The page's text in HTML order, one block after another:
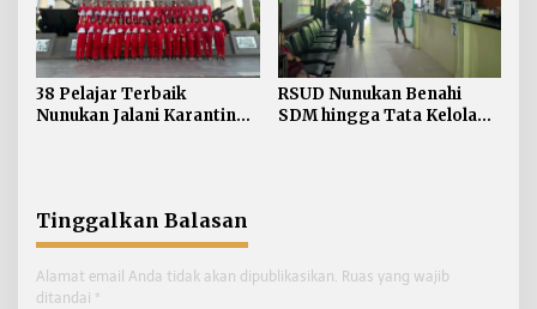
38 Pelajar Terbaik
Nunukan Jalani Karantina,
RSUD Nunukan Benahi
SDM hingga Tata Kelola
Tinggalkan Balasan
Alamat email Anda tidak akan dipublikasikan. Ruas yang wajib
ditandai *